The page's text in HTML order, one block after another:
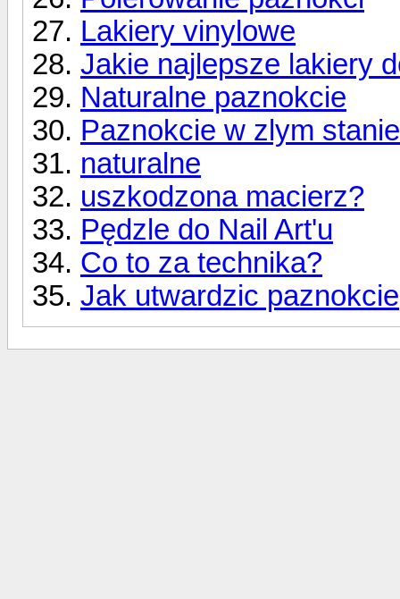
Lakiery vinylowe
Jakie najlepsze lakiery
Naturalne paznokcie
Paznokcie w zlym
naturalne
uszkodzona macierz?
Pędzle do Nail Art'u
Co to za technika?
Jak utwardzic paznokcie